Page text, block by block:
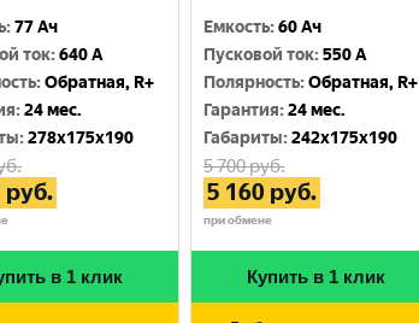
:77 Ач
ток:640 A
:Обратная, R+
:24 мес.
:278x175x190
руб.
в 1 клик
Емкость:60 Ач
Пусковой ток:550 A
Полярность:Обратная, R+
Гарантия:24 мес.
Габариты:242x175x190
5 700руб.
5 160 руб.
при обмене
Купить в 1 клик